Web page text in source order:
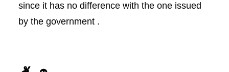
since it has no difference with the one issued
by the government .